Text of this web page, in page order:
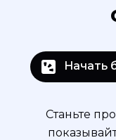
Начать
Станьте